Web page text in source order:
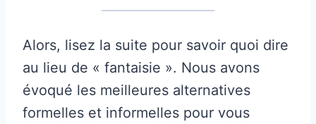
Alors, lisez la suite pour savoir quoi dire
au lieu de « fantaisie ». Nous avons
évoqué les meilleures alternatives
formelles et informelles pour vous